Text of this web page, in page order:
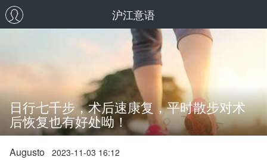
沪江意语
日行七千步，术后速康复，平时散步对术
后恢复也有好处呦！
Augusto 2023-11-03 16:12